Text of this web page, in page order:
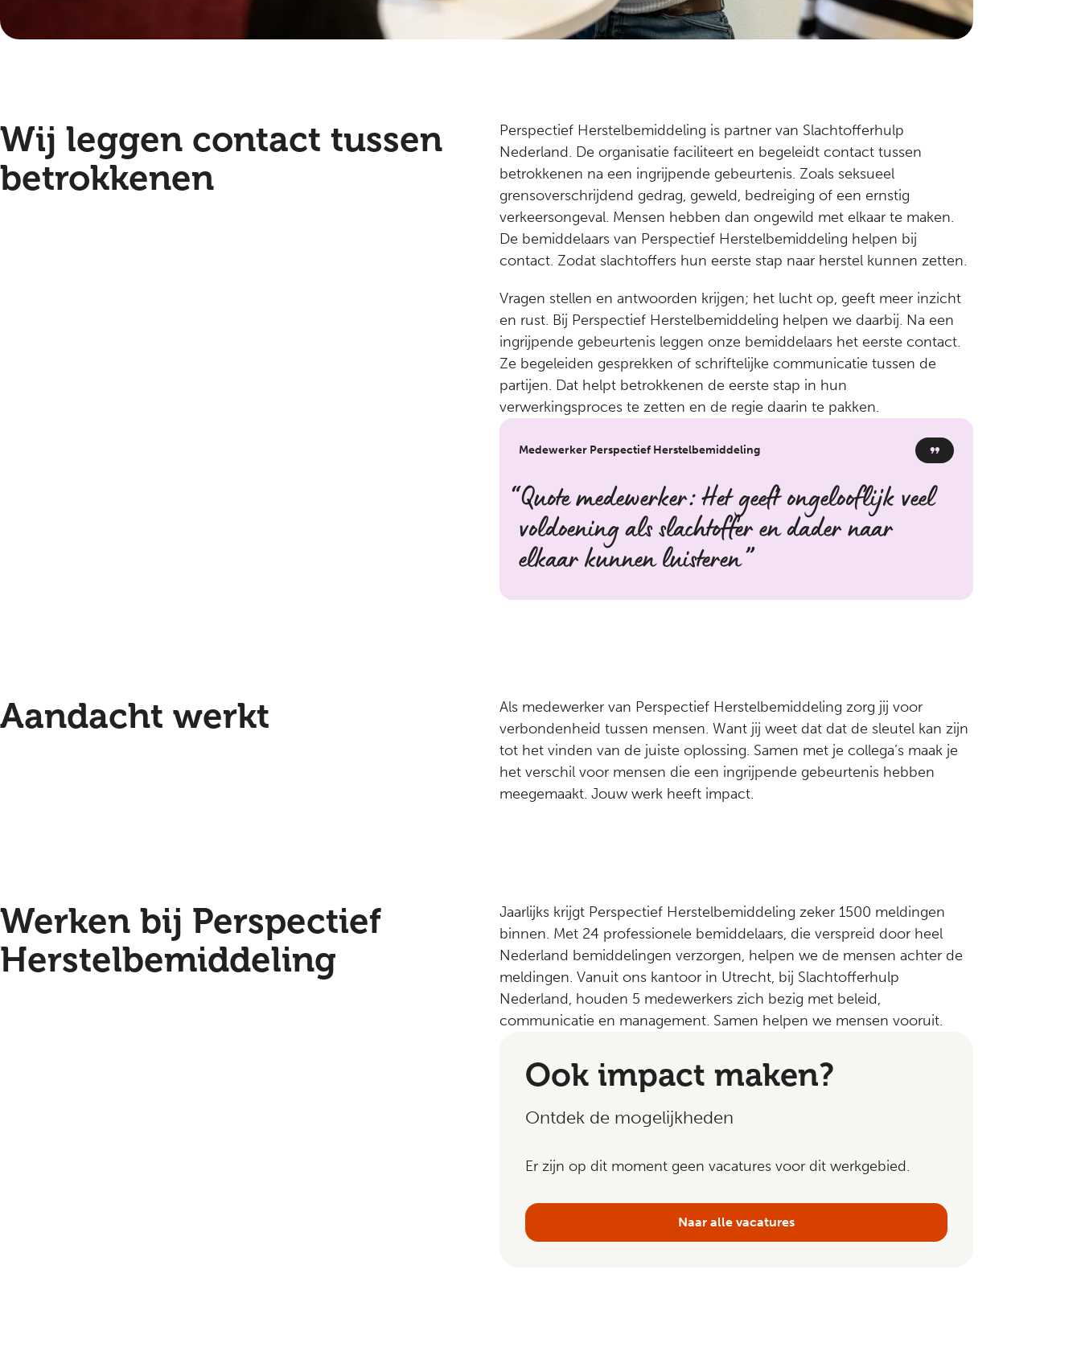
Wij leggen contact tussen
betrokkenen
Perspectief Herstelbemiddeling is partner van Slachtofferhulp
Nederland. De organisatie faciliteert en begeleidt contact tussen
betrokkenen na een ingrijpende gebeurtenis. Zoals seksueel
grensoverschrijdend gedrag, geweld, bedreiging of een ernstig
verkeersongeval. Mensen hebben dan ongewild met elkaar te maken.
De bemiddelaars van Perspectief Herstelbemiddeling helpen bij
contact. Zodat slachtoffers hun eerste stap naar herstel kunnen zetten.
Vragen stellen en antwoorden krijgen; het lucht op, geeft meer inzicht
en rust. Bij Perspectief Herstelbemiddeling helpen we daarbij. Na een
ingrijpende gebeurtenis leggen onze bemiddelaars het eerste contact.
Ze begeleiden gesprekken of schriftelijke communicatie tussen de
partijen. Dat helpt betrokkenen de eerste stap in hun
verwerkingsproces te zetten en de regie daarin te pakken.
Quote medewerker: Het geeft ongelooflijk veel
voldoening als slachtoffer en dader naar
elkaar kunnen luisteren
Medewerker Perspectief Herstelbemiddeling
Aandacht werkt
Als medewerker van Perspectief Herstelbemiddeling zorg jij voor
verbondenheid tussen mensen. Want jij weet dat dat de sleutel kan zijn
tot het vinden van de juiste oplossing. Samen met je collega’s maak je
het verschil voor mensen die een ingrijpende gebeurtenis hebben
meegemaakt. Jouw werk heeft impact.
Werken bij Perspectief
Herstelbemiddeling
Jaarlijks krijgt Perspectief Herstelbemiddeling zeker 1500 meldingen
binnen. Met 24 professionele bemiddelaars, die verspreid door heel
Nederland bemiddelingen verzorgen, helpen we de mensen achter de
meldingen. Vanuit ons kantoor in Utrecht, bij Slachtofferhulp
Nederland, houden 5 medewerkers zich bezig met beleid,
communicatie en management. Samen helpen we mensen vooruit.
Ook impact maken?
Ontdek de mogelijkheden
Er zijn op dit moment geen vacatures voor dit werkgebied.
Naar alle vacatures